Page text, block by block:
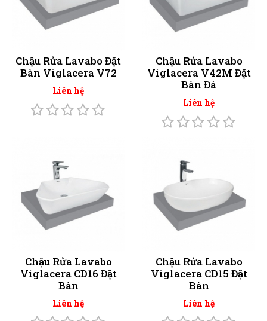
Chậu Rửa Lavabo Đặt
Bàn Viglacera V72
Liên hệ
Chậu Rửa Lavabo
Viglacera V42M Đặt
Bàn Đá
Liên hệ
Chậu Rửa Lavabo
Viglacera CD16 Đặt
Bàn
Liên hệ
Chậu Rửa Lavabo
Viglacera CD15 Đặt
Bàn
Liên hệ